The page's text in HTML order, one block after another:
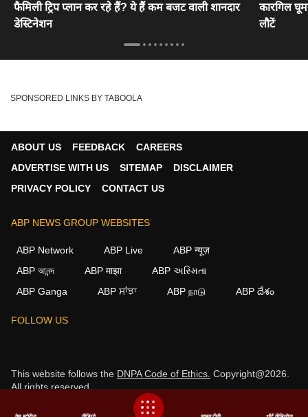
फैमिली ट्रिप प्लान कर रहे हैं? ये हैं कम बजट वाली शानदार
डेस्टिनेशन
कारगिल
लौटें
SPONSORED LINKS BY TABOOLA
ABOUT US FEEDBACK
CAREERS
ADVERTISE WITH US
SITEMAP
DISCLAIMER
PRIVACY POLICY
CONTACT US
ABP NEWS GROUP WEBSITES
ABP Network ABP Live
ABP न्यूज़
ABP আনন্দ
ABP माझा
ABP અસ્મિતા
ABP Ganga
ABP ਸਾਂਝਾ ABP நாடு ABP దేశం
FOLLOW US
This website follows the DNPA Code of Ethics. Copyright@2026.
All rights reserved.